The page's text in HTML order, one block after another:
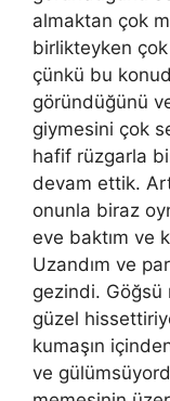
almaktan çok
birlikteyken çok
çünkü bu
göründüğünü
giymesini çok
hafif rüzgarla
devam ettik.
onunla biraz
eve baktım ve
Uzandım ve
gezindi. Göğsü
güzel
kumaşın
ve